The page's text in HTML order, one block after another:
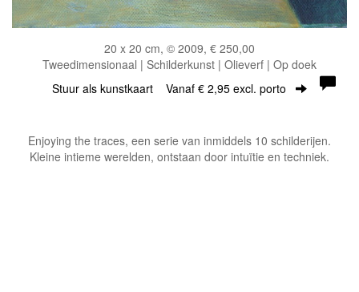
20 x 20 cm, © 2009, € 250,00
Tweedimensionaal | Schilderkunst | Olieverf | Op doek
Stuur als kunstkaart Vanaf € 2,95 excl. porto
Enjoying the traces, een serie van inmiddels 10 schilderijen.
Kleine intieme werelden, ontstaan door intuïtie en techniek.